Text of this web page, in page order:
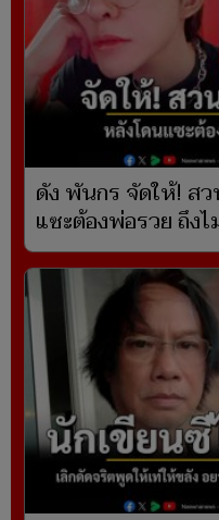
ดัง พันกร จัดให้! ส
แซะต้องพ่อรวย ถึง